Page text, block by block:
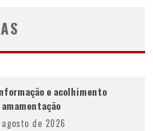
e acolhimento
de 2026